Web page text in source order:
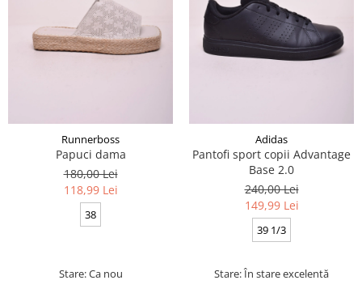
Runnerboss
Papuci dama
180,00 Lei
118,99 Lei
38
Stare: Ca nou
Adidas
Pantofi sport copii Advantage
Base 2.0
240,00 Lei
149,99 Lei
39 1/3
Stare: În stare excelentă